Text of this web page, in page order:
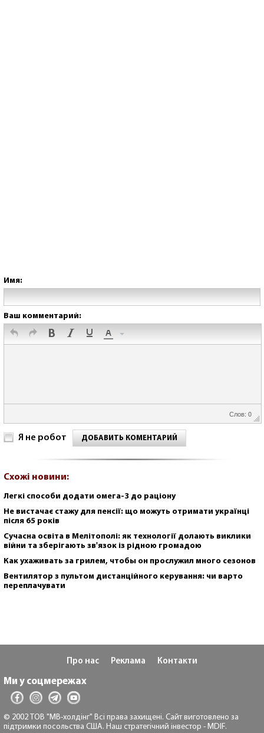
Имя:
Ваш комментарий:
Слов: 0
Я не робот ДОБАВИТЬ КОМЕНТАРИЙ
Схожі новини:
Легкі способи додати омега-3 до раціону
Не вистачає стажу для пенсії: що можуть отримати українці
після 65 років
Сучасна освіта в Мелітополі: як технології долають виклики
війни та зберігають зв'язок із рідною громадою
Как ухаживать за грилем, чтобы он прослужил много сезонов
Вентилятор з пультом дистанційного керування: чи варто
переплачувати
Про нас Реклама Контакти
Ми у соцмережах
© 2002 ТОВ "МВ-холдінг" Всі права захищені. Сайт виготовлено за
підтримки посольства США. Наш стратегічний інвестор - MDIF.